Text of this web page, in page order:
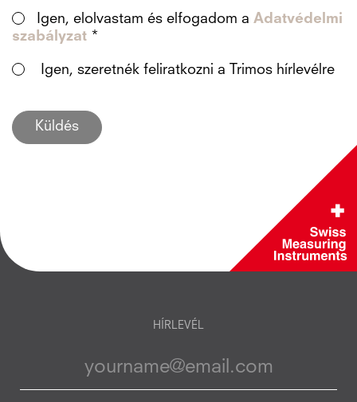
Igen, elolvastam és elfogadom a Adatvédelmi
szabályzat *
Igen, szeretnék feliratkozni a Trimos hírlevélre
HÍRLEVÉL